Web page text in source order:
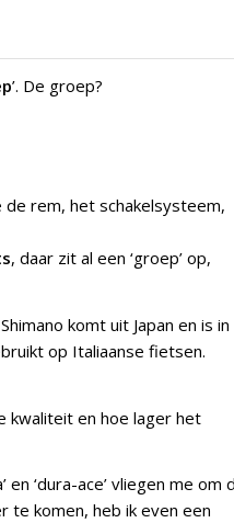
’. De groep?
rem, het schakelsysteem,
, daar zit al een ‘groep’ op,
komt uit Japan en is in
op Italiaanse fietsen.
kwaliteit en hoe lager het
en ‘dura-ace’ vliegen me om
te komen, heb ik even een